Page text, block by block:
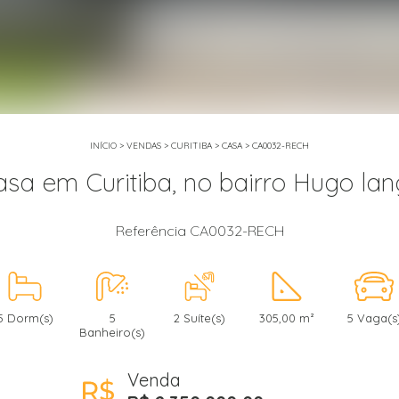
INÍCIO > VENDAS > CURITIBA > CASA > CA0032-RECH
em Curitiba, no bairro Hugo
Referência CA0032-RECH
Dorm(s)
5
Banheiro(s)
2 Suíte(s) 305,00 m² 5
Venda